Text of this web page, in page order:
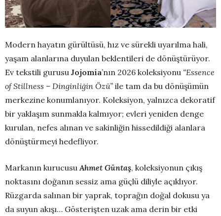
Modern hayatın gürültüsü, hız ve sürekli uyarılma hali,
yaşam alanlarına duyulan beklentileri de dönüştürüyor.
Ev tekstili gurusu Jojomia’nın 2026 koleksiyonu “Essence
of Stillness – Dinginliğin Özü” ile tam da bu dönüşümün
merkezine konumlanıyor. Koleksiyon, yalnızca dekoratif
bir yaklaşım sunmakla kalmıyor; evleri yeniden denge
kurulan, nefes alınan ve sakinliğin hissedildiği alanlara
dönüştürmeyi hedefliyor.
Markanın kurucusuAhmet Güntaş, koleksiyonun çıkış
noktasını doğanın sessiz ama güçlü diliyle açıklıyor.
Rüzgarda salınan bir yaprak, toprağın doğal dokusu ya
da suyun akışı… Gösterişten uzak ama derin bir etki